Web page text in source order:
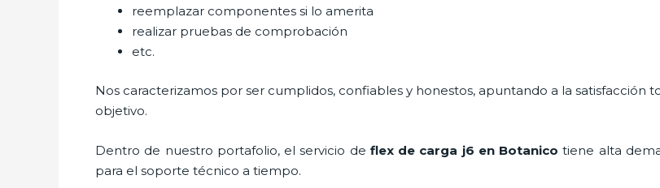
reemplazar componentes si lo amerita
realizar pruebas de comprobación
etc.
Nos caracterizamos por ser cumplidos, confiables y honestos, apuntando a la satisfacción
objetivo.
Dentro de nuestro portafolio, el servicio de flex de carga j6 en Botanico tiene alta
para el soporte técnico a tiempo.